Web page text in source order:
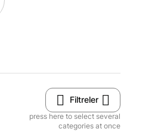
Filtreler
press here to select several
categories at once